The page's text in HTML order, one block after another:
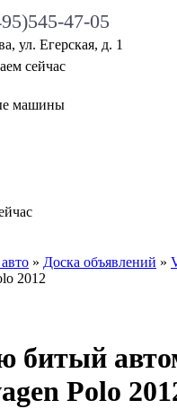
47-05
ул. Егерская, д. 1
сейчас
машины
» Доска объявлений »
2012
битый
Polo